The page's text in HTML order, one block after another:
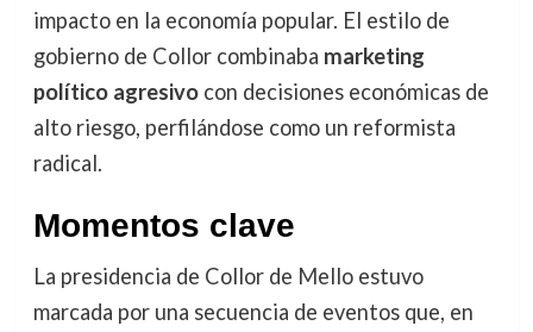
impacto en la economía popular. El estilo de
gobierno de Collor combinaba marketing
político agresivocon decisiones económicas de
alto riesgo, perfilándose como un reformista
radical.
Momentos clave
La presidencia de Collor de Mello estuvo
marcada por una secuencia de eventos que, en